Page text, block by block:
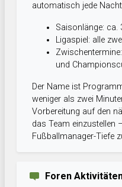
automatisch jede
Saisonlänge: ca.
Ligaspiel: alle
und
Der Name ist
weniger als zwei
Vorbereitung auf den
das Team einzustellen
Fußballmanager-Tiefe
Foren